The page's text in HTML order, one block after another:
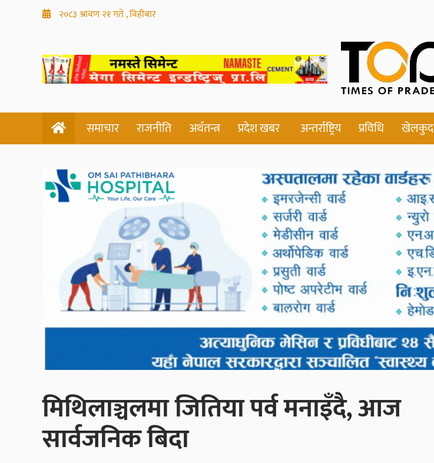
२०८३ श्रावण २१ गते , विहीबार
समाचार राजनीति अर्थतन्त्र प्रदेश खबर अन्तर्राष्ट्रिय प्रविधि खेलकुद
मिथिलाञ्चलमा जितिया पर्व मनाइँदै‚ आज
सार्वजनिक बिदा